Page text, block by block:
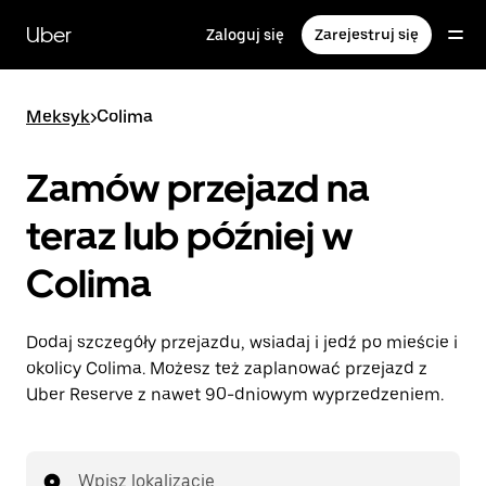
głównej
zawartości
Uber Zaloguj się Zarejestruj się
Meksyk>Colima
Zamów przejazd na
teraz lub później w
Colima
Dodaj szczegóły przejazdu, wsiadaj i jedź po mieście i
okolicy Colima. Możesz też zaplanować przejazd z
Uber Reserve z nawet 90-dniowym wyprzedzeniem.
Wpisz lokalizację